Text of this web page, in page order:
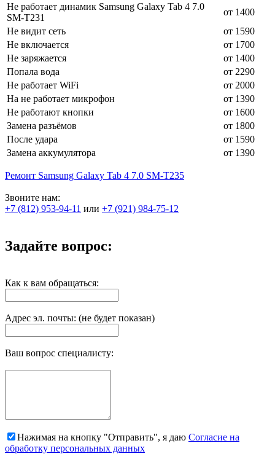
Не работает динамик Samsung Galaxy Tab 4 7.0
SM-T231
от 1400
Не видит сеть
от 1590
Не включается
от 1700
Не заряжается
от 1400
Попала вода
от 2290
Не работает WiFi
от 2000
На не работает микрофон
от 1390
Не работают кнопки
от 1600
Замена разъёмов
от 1800
После удара
от 1590
Замена аккумулятора
от 1390
Ремонт Samsung Galaxy Tab 4 7.0 SM-T235
Звоните нам:
+7 (812) 953-94-11 или +7 (921) 984-75-12
Задайте вопрос:
Как к вам обращаться:
Адрес эл. почты: (не будет показан)
Ваш вопрос специалисту:
Нажимая на кнопку "Отправить", я даю Согласие на
обработку персональных данных